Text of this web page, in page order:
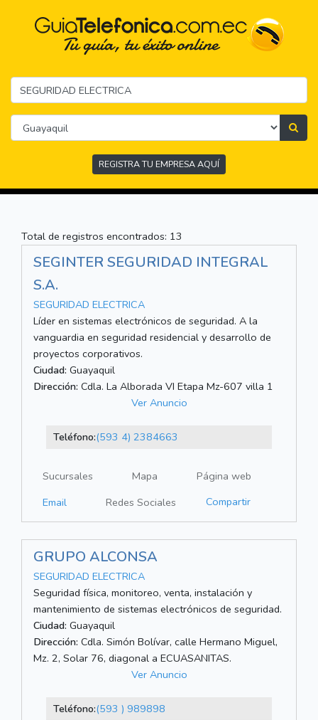
REGISTRA TU EMPRESA AQUÍ
Total de registros encontrados: 13
SEGINTER SEGURIDAD INTEGRAL
S.A.
SEGURIDAD ELECTRICA
Líder en sistemas electrónicos de seguridad. A la
vanguardia en seguridad residencial y desarrollo de
proyectos corporativos.
Ciudad: Guayaquil
Dirección: Cdla. La Alborada VI Etapa Mz-607 villa 1
Ver Anuncio
Teléfono:(593 4) 2384663
Sucursales Mapa
Página web
Email
Redes Sociales Compartir
GRUPO ALCONSA
SEGURIDAD ELECTRICA
Seguridad física, monitoreo, venta, instalación y
mantenimiento de sistemas electrónicos de seguridad.
Ciudad: Guayaquil
Dirección: Cdla. Simón Bolívar, calle Hermano Miguel,
Mz. 2, Solar 76, diagonal a ECUASANITAS.
Ver Anuncio
Teléfono:(593 ) 989898